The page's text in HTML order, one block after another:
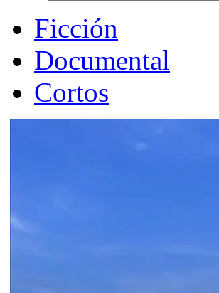
Ficción
Documental
Cortos